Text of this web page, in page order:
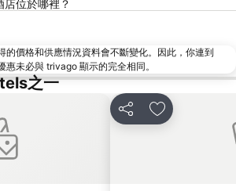
東京迪士尼海洋
Gotanda Station
店位於哪裡？
的價格和供應情況資料會不斷變化。因此，你連到
惠未必與 trivago 顯示的完全相同。
之一
分享 放到收藏夾